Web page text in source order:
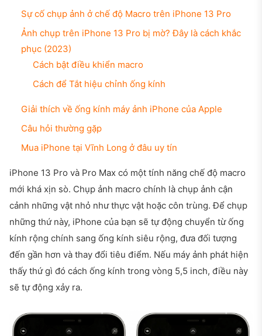
Sự cố chụp ảnh ở chế độ Macro trên iPhone 13 Pro
Ảnh chụp trên iPhone 13 Pro bị mờ? Đây là cách khắc
phục (2023)
Cách bật điều khiển macro
Cách để Tắt hiệu chỉnh ống kính
Giải thích về ống kính máy ảnh iPhone của Apple
Câu hỏi thường gặp
Mua iPhone tại Vĩnh Long ở đâu uy tín
iPhone 13 Pro và Pro Max có một tính năng chế độ macro
mới khá xịn sò. Chụp ảnh macro chính là chụp ảnh cận
cảnh những vật nhỏ như thực vật hoặc côn trùng. Để chụp
những thứ này, iPhone của bạn sẽ tự động chuyển từ ống
kính rộng chính sang ống kính siêu rộng, đưa đối tượng
đến gần hơn và thay đổi tiêu điểm. Nếu máy ảnh phát hiện
thấy thứ gì đó cách ống kính trong vòng 5,5 inch, điều này
sẽ tự động xảy ra.